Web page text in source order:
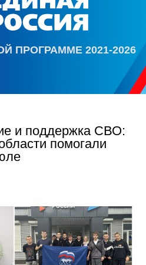
ПРОГРАММЕ 2021-2026
и поддержка СВО:
помогали